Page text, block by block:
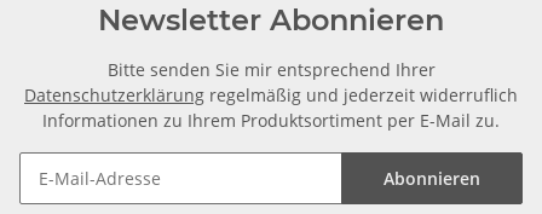
Newsletter Abonnieren
Bitte senden Sie mir entsprechend Ihrer
Datenschutzerklärung regelmäßig und jederzeit widerruflich
Informationen zu Ihrem Produktsortiment per E-Mail zu.
Abonnieren